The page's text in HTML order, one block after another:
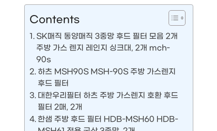
Contents
SK매직 동양매직 3중망 후드 필터 모음 2개
주방 가스 렌지 레인지 싱크대, 2개 mch-
90s
하츠 MSH90S MSH-90S 주방 가스렌지
후드 필터
대한우리필터 하츠 주방 가스렌지 호환 후드
필터 2매, 2개
한샘 주방 후드 필터 HDB-MSH60 HDB-